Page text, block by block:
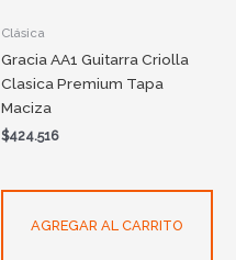
Clásica
Gracia AA1 Guitarra Criolla
Clasica Premium Tapa
Maciza
$424.516
AGREGAR AL CARRITO